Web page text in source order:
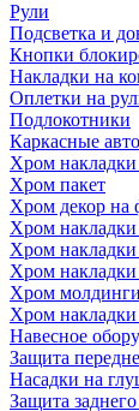
Рули
Подсветка и
Кнопки
Накладки на
Оплетки на
Подлокотники
Каркасные
Хром
Хром пакет
Хром декор на
Хром накладки
Хром накладки
Хром
Хром
Хром
Навесное
Защита
Насадки на
Защита